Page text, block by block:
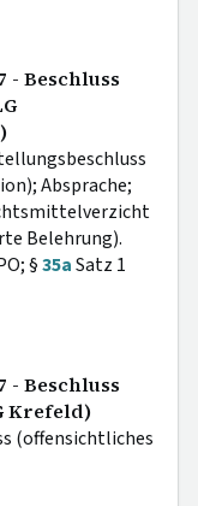
- Beschluss
Absprache;
Belehrung).
§35aSatz 1
- Beschluss
Krefeld)
(offensichtliches